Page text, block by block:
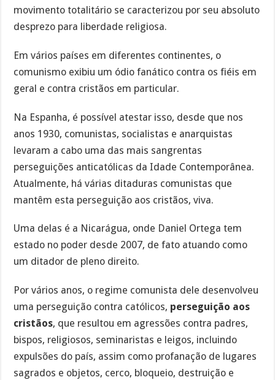
movimento totalitário se caracterizou por seu absoluto
desprezo para liberdade religiosa.
Em vários países em diferentes continentes, o
comunismo exibiu um ódio fanático contra os fiéis em
geral e contra cristãos em particular.
Na Espanha, é possível atestar isso, desde que nos
anos 1930, comunistas, socialistas e anarquistas
levaram a cabo uma das mais sangrentas
perseguições anticatólicas da Idade Contemporânea.
Atualmente, há várias ditaduras comunistas que
mantêm esta perseguição aos cristãos, viva.
Uma delas é a Nicarágua, onde Daniel Ortega tem
estado no poder desde 2007, de fato atuando como
um ditador de pleno direito.
Por vários anos, o regime comunista dele desenvolveu
uma perseguição contra católicos, perseguição aos
cristãos, que resultou em agressões contra padres,
bispos, religiosos, seminaristas e leigos, incluindo
expulsões do país, assim como profanação de lugares
sagrados e objetos, cerco, bloqueio, destruição e